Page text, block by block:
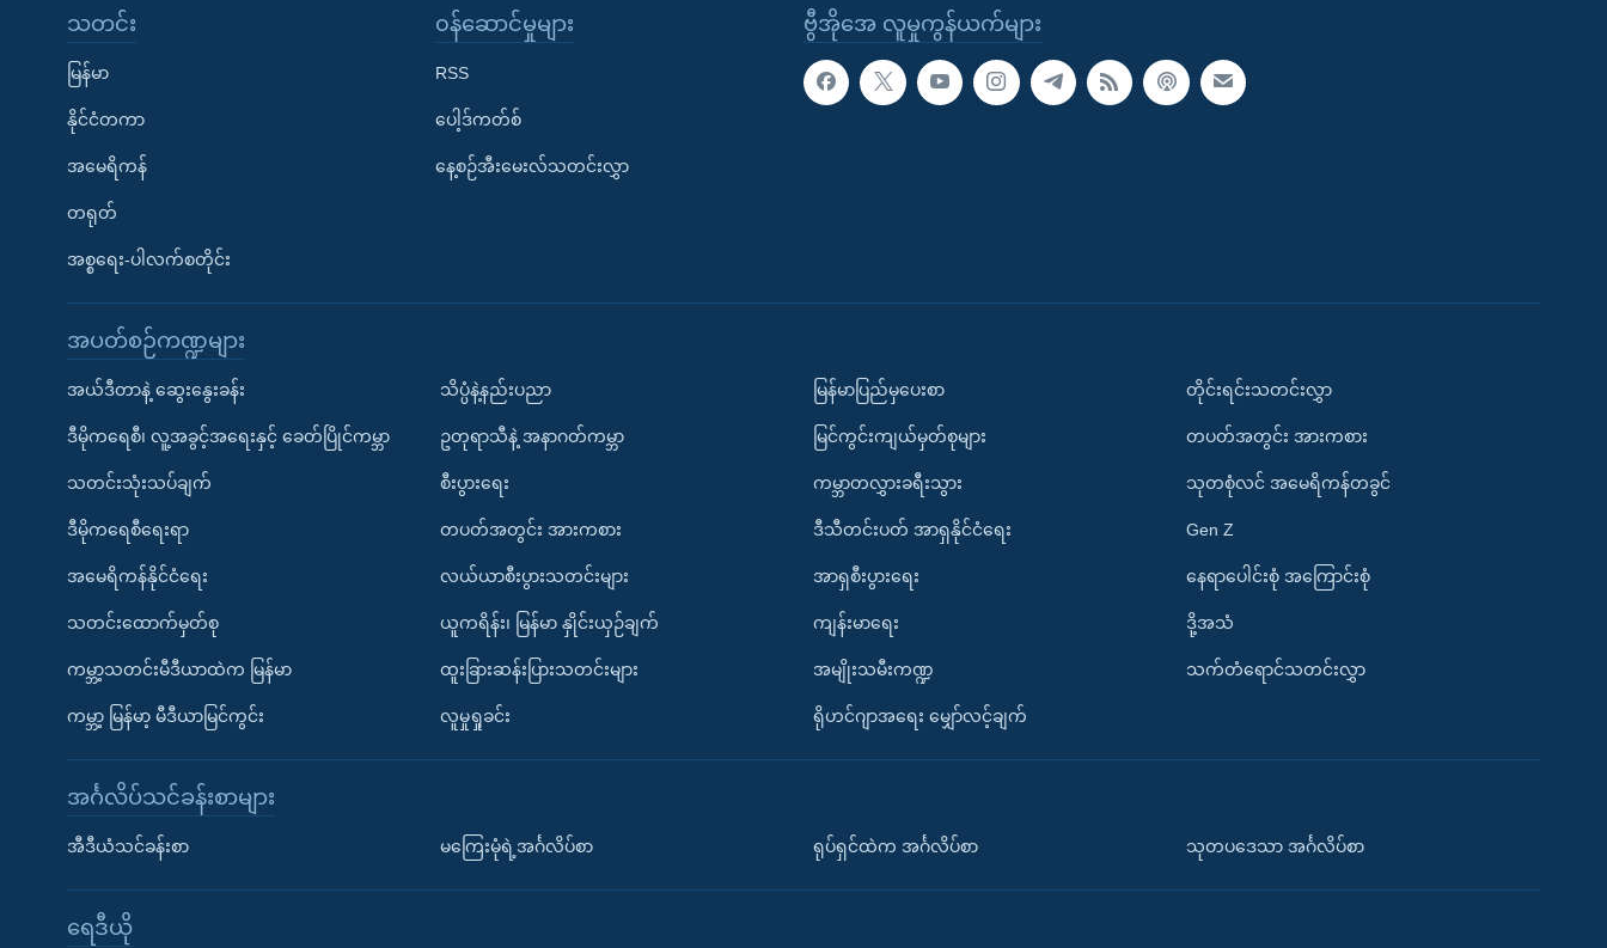
ဗွီအိုအေ လူမှုကွန်ယက်များ
သတင်း
မြန်မာ
နိုင်ငံတကာ
အမေရိကန်
တရုတ်
အစ္စရေး-ပါလက်စတိုင်း
၀န်ဆောင်မှုများ
RSS
ပေါ့ဒ်ကတ်စ်
နေ့စဉ်အီးမေးလ်သတင်းလွှာ
အပတ်စဉ်ကဏ္ဍများ
အယ်ဒီတာနဲ့ ဆွေးနွေးခန်း
ဒီမိုကရေစီ၊ လူ့အခွင့်အရေးနှင့် ခေတ်ပြိုင်ကမ္ဘာ
သတင်းသုံးသပ်ချက်
ဒီမိုကရေစီရေးရာ
အမေရိကန်နိုင်ငံရေး
သတင်းထောက်မှတ်စု
ကမ္ဘာ့သတင်းမီဒီယာထဲက မြန်မာ
ကမ္ဘာ့ မြန်မာ့ မီဒီယာမြင်ကွင်း
သိပ္ပံနဲ့နည်းပညာ
ဥတုရာသီနဲ့ အနာဂတ်ကမ္ဘာ
စီးပွားရေး
တပတ်အတွင်း အားကစား
လယ်ယာစီးပွားသတင်းများ
ယူကရိန်း၊ မြန်မာ နှိုင်းယှဉ်ချက်
ထူးခြားဆန်းပြားသတင်းများ
လူမှုရှုခင်း
မြန်မာပြည်မှပေးစာ
မြင်ကွင်းကျယ်မှတ်စုများ
ကမ္ဘာတလွှားခရီးသွား
ဒီသီတင်းပတ် အာရှနိုင်ငံရေး
အာရှစီးပွားရေး
ကျန်းမာရေး
အမျိုးသမီးကဏ္ဍ
ရိုဟင်ဂျာအရေး မျှော်လင့်ချက်
တိုင်းရင်းသတင်းလွှာ
တပတ်အတွင်း အားကစား
သုတစုံလင် အမေရိကန်တခွင်
Gen Z
နေရာပေါင်းစုံ အကြောင်းစုံ
ဒို့အသံ
သက်တံရောင်သတင်းလွှာ
အင်္ဂလိပ်သင်ခန်းစာများ
အီဒီယံသင်ခန်းစာ မကြေးမုံရဲ့အင်္ဂလိပ်စာ ရုပ်ရှင်ထဲက အင်္ဂလိပ်စာ သုတပဒေသာ အင်္ဂလိပ်စာ
ရေဒီယို